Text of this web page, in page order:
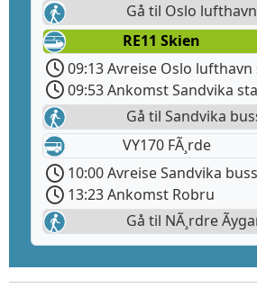
Gå til Oslo
RE11 Skien
09:13 Avreise Oslo
09:53 Ankomst Sandvika
Gå til Sandvika
VY170 FÃ¸rde
10:00 Avreise Sandvika
13:23 Ankomst Robru
Gå til NÃ¸rdre